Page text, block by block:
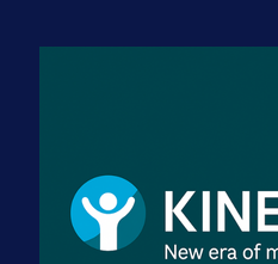
transfer!?
3 sedmica 3 dan
A Selekcija